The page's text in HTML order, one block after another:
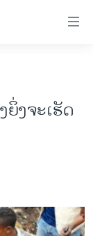
ງ​ຈະ​ເຮັດ​